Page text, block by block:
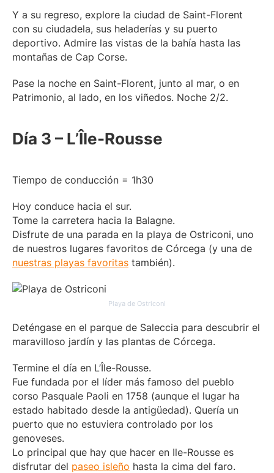
Y a su regreso, explore la ciudad de Saint-Florent
con su ciudadela, sus heladerías y su puerto
deportivo. Admire las vistas de la bahía hasta las
montañas de Cap Corse.
Pase la noche en Saint-Florent, junto al mar, o en
Patrimonio, al lado, en los viñedos. Noche 2/2.
Día 3 – L’Île-Rousse
Tiempo de conducción = 1h30
Hoy conduce hacia el sur.
Tome la carretera hacia la Balagne.
Disfrute de una parada en la playa de Ostriconi, uno
de nuestros lugares favoritos de Córcega (y una de
nuestras playas favoritas también).
Playa de Ostriconi
Deténgase en el parque de Saleccia para descubrir el
maravilloso jardín y las plantas de Córcega.
Termine el día en L’Île-Rousse.
Fue fundada por el líder más famoso del pueblo
corso Pasquale Paoli en 1758 (aunque el lugar ha
estado habitado desde la antigüedad). Quería un
puerto que no estuviera controlado por los
genoveses.
Lo principal que hay que hacer en Ile-Rousse es
disfrutar del paseo isleño hasta la cima del faro.